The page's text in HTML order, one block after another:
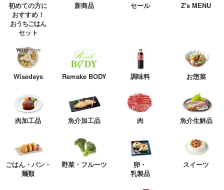
初めての方に
おすすめ！
おうちごはん
セット
新商品 セール Z's MENU
Wisedays Remake BODY 調味料 お惣菜
肉加工品 魚介加工品 肉 魚介生鮮品
ごはん・パン・
麺類
野菜・フルーツ
卵・
乳製品
スイーツ